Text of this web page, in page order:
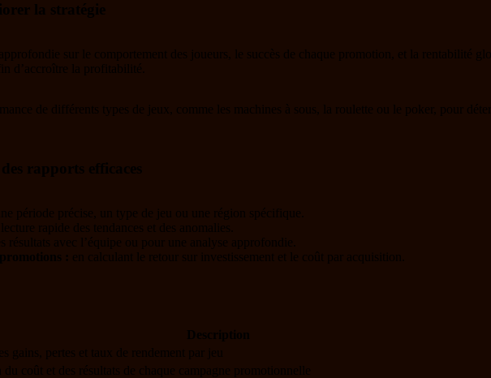
la stratégie
sur le comportement des joueurs, le succès de chaque promotion, et la rentabilité
d’accroître la profitabilité.
de différents types de jeux, comme les machines à sous, la roulette ou le poker, pour
rapports efficaces
période précise, un type de jeu ou une région spécifique.
rapide des tendances et des anomalies.
résultats avec l’équipe ou pour une analyse approfondie.
: en calculant le retour sur investissement et le coût par acquisition.
Description
gains, pertes et taux de rendement par jeu
du coût et des résultats de chaque campagne promotionnelle